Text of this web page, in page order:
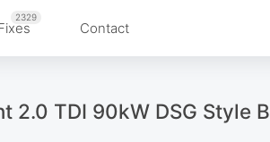
2329
Contact
2.0 TDI 90kW DSG Style B